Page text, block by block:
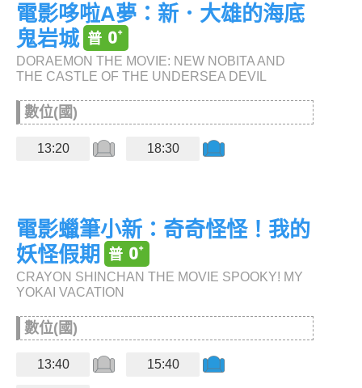
電影哆啦A夢：新．大雄的海底
鬼岩城
DORAEMON THE MOVIE: NEW NOBITA AND
THE CASTLE OF THE UNDERSEA DEVIL
數位(國)
13:20 18:30
電影蠟筆小新：奇奇怪怪！我的
妖怪假期
CRAYON SHINCHAN THE MOVIE SPOOKY! MY
YOKAI VACATION
數位(國)
13:40 15:40